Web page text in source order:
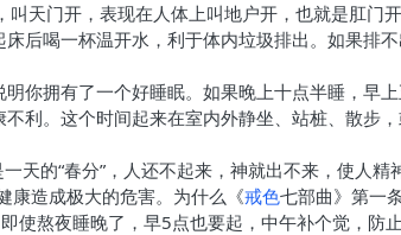
天门开，表现在人体上叫地户开，也就是肛门开
后喝一杯温开水，利于体内垃圾排出。如果排
你拥有了一个好睡眠。如果晚上十点半睡，早
利。这个时间起来在室内外静坐、站桩、散步
的“春分”，人还不起来，神就出不来，使人精
康造成极大的危害。为什么《戒色七部曲》第一
熬夜睡晚了，早5点也要起，中午补个觉，防止“